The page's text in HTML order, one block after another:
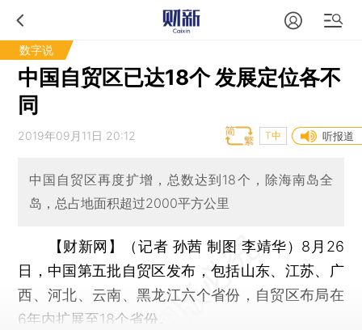
数字说
中国自贸区已达18个 发展定位各不
同
2019年09月11日 20:12 听报道
T中
中国自贸区再度扩增，总数达到18个，除海南岛全
岛，总占地面积超过2000平方公里
【财新网】（记者 孙茜 制图 李靖华） 8月26
日，中国第五批自贸区发布，包括山东、江苏、广
西、河北、云南、黑龙江六个省份，自贸区布局在
6年内扩展至18个省份。